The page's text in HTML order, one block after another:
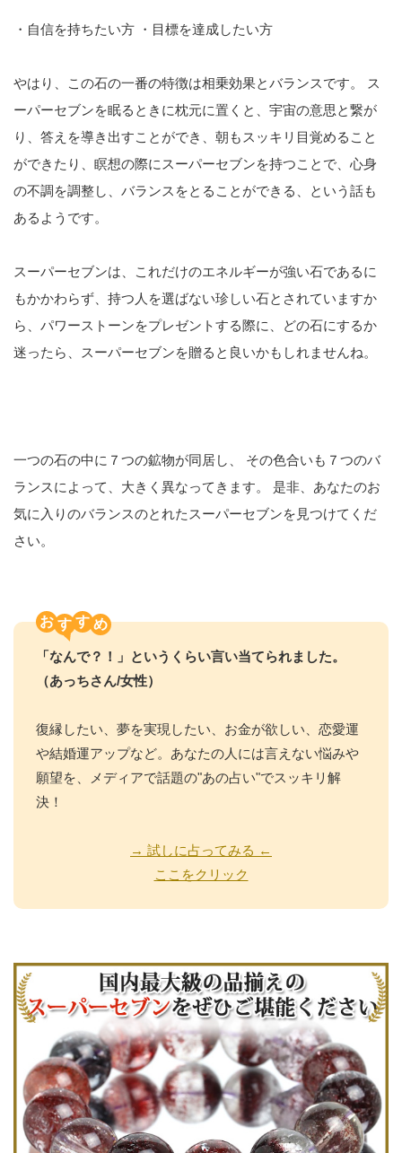
・自信を持ちたい方 ・目標を達成したい方
やはり、この石の一番の特徴は相乗効果とバランスです。 ス
ーパーセブンを眠るときに枕元に置くと、宇宙の意思と繋が
り、答えを導き出すことができ、朝もスッキリ目覚めること
ができたり、瞑想の際にスーパーセブンを持つことで、心身
の不調を調整し、バランスをとることができる、という話も
あるようです。
スーパーセブンは、これだけのエネルギーが強い石であるに
もかかわらず、持つ人を選ばない珍しい石とされていますか
ら、パワーストーンをプレゼントする際に、どの石にするか
迷ったら、スーパーセブンを贈ると良いかもしれませんね。
一つの石の中に７つの鉱物が同居し、 その色合いも７つのバ
ランスによって、大きく異なってきます。 是非、あなたのお
気に入りのバランスのとれたスーパーセブンを見つけてくだ
さい。
お す
「なんで？！」というくらい言い当てられました。
（あっちさん/女性）
復縁したい、夢を実現したい、お金が欲しい、恋愛運
や結婚運アップなど。あなたの人には言えない悩みや
願望を、メディアで話題の"あの占い"でスッキリ解
決！
→ 試しに占ってみる ←
ここをクリック